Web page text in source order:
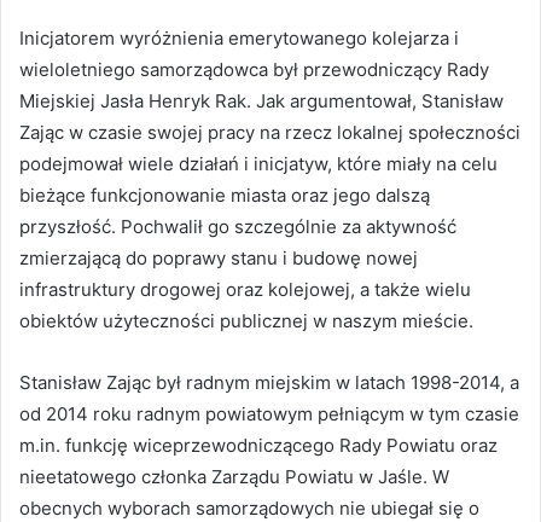
Inicjatorem wyróżnienia emerytowanego kolejarza i
wieloletniego samorządowca był przewodniczący Rady
Miejskiej Jasła Henryk Rak. Jak argumentował, Stanisław
Zając w czasie swojej pracy na rzecz lokalnej społeczności
podejmował wiele działań i inicjatyw, które miały na celu
bieżące funkcjonowanie miasta oraz jego dalszą
przyszłość. Pochwalił go szczególnie za aktywność
zmierzającą do poprawy stanu i budowę nowej
infrastruktury drogowej oraz kolejowej, a także wielu
obiektów użyteczności publicznej w naszym mieście.
Stanisław Zając był radnym miejskim w latach 1998-2014, a
od 2014 roku radnym powiatowym pełniącym w tym czasie
m.in. funkcję wiceprzewodniczącego Rady Powiatu oraz
nieetatowego członka Zarządu Powiatu w Jaśle. W
obecnych wyborach samorządowych nie ubiegał się o